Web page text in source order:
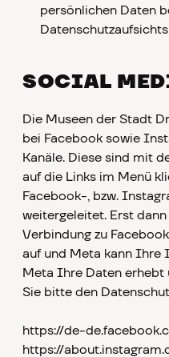
persönlichen Daten
SOCIAL
Die Museen der Stadt
bei Facebook sowie
Kanäle. Diese sind mit
auf die Links im Menü
Facebook-, bzw.
weitergeleitet. Erst
Verbindung zu
auf und Meta kann Ihre
Meta Ihre Daten erhebt
Sie bitte den
https://de-
https://